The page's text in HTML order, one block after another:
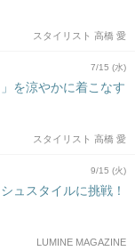
スタイリスト 高橋 愛
7/15 (水)
を涼やかに着こなす
スタイリスト 高橋 愛
9/15 (火)
ュスタイルに挑戦！
LUMINE MAGAZINE